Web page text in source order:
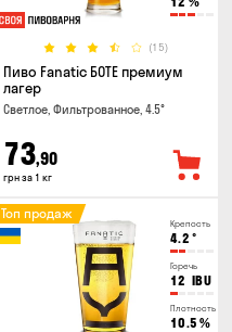
(15)
Пиво Fanatic БОТЕ премиум
лагер
Светлое, Фильтрованное, 4.5°
73,90
грн за 1 кг
Крепость
4.2 °
Горечь
12 IBU
Плотность
10.5 %
Топ продаж